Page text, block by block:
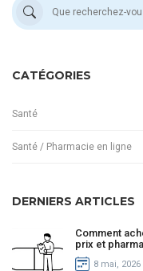
CATÉGORIES
Santé
Santé / Pharmacie en ligne
DERNIERS ARTICLES
Comment
prix et
8 mai, 2026